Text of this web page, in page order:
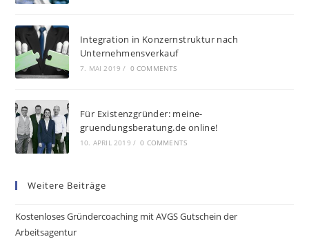
Integration in Konzernstruktur nach
Unternehmensverkauf
7. MAI 2019 / 0 COMMENTS
Für Existenzgründer: meine-
gruendungsberatung.de online!
10. APRIL 2019 / 0 COMMENTS
Weitere Beiträge
Kostenloses Gründercoaching mit AVGS Gutschein der
Arbeitsagentur